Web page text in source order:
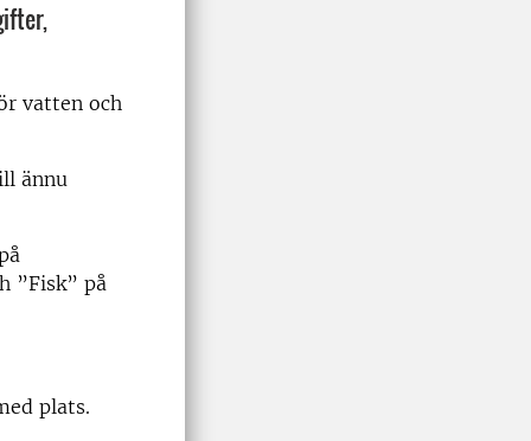
vatten och
ännu
”Fisk” på
plats.